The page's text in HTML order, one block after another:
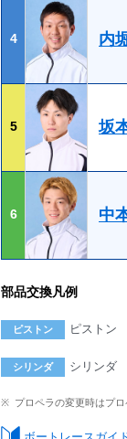
4
5 坂
6 中
部品交換凡例
ピストン ピストン
シリンダ シリンダ
プロペラの変更時はプ